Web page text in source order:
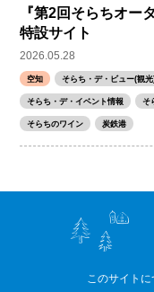
『第2回そらちオー
特設サイト
2026.05.28
空知 そらち・デ・ビュー(観
そらち・デ・イベント情報 そ
そらちのワイン 炭鉄港
このサイトに